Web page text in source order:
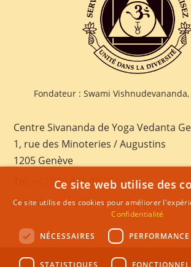
Fondateur : Swami
Centre Sivananda de Yoga Vedanta
1, rue des Minoteries / Augustins
1205 Genève
+41 022 328 03 28
E-mail:geneva@sivananda.net
Ce site web utilise des
Ce site utilise des cookies pour améliorer
Confidentialité
NÉCESSAIRES PERFORMANCE
STATISTIQUES FONCTIONNEL